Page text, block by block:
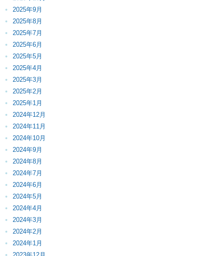
2025年9月
2025年8月
2025年7月
2025年6月
2025年5月
2025年4月
2025年3月
2025年2月
2025年1月
2024年12月
2024年11月
2024年10月
2024年9月
2024年8月
2024年7月
2024年6月
2024年5月
2024年4月
2024年3月
2024年2月
2024年1月